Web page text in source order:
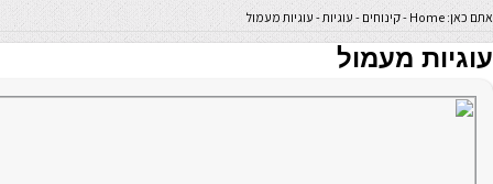
אתם כאן: Home
-קינוחים - עוגיות- עוגיות מעמול
עוגיות מעמול